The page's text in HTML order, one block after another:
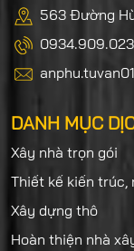
563 Đường
0934.909.023
DANH MỤC
Xây nhà trọn gói
Thiết kế kiến trúc,
Xây dựng thô
Hoàn thiện nhà